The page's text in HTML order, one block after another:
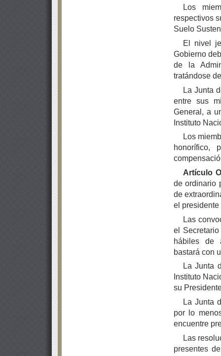
Los
respectivos
Suelo
El nivel
Gobierno
de la
tratándose
La Junta
entre sus
General, a
Instituto
Los
honorífico,
Artículo
de ordinario
de
el presidente
Las
el
hábiles de
bastará con
La Junta
Instituto
su
La Junta
por lo
encuentre
Las
presentes